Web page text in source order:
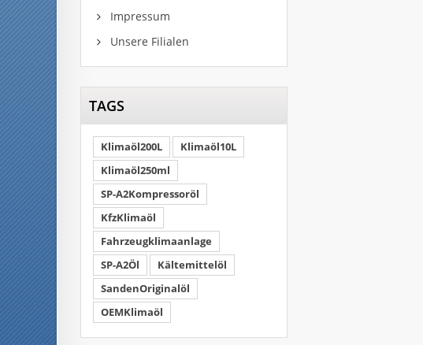
Impressum
Unsere Filialen
TAGS
Klimaöl200L
Klimaöl10L
Klimaöl250ml
SP-A2Kompressoröl
KfzKlimaöl
Fahrzeugklimaanlage
SP-A2Öl
Kältemittelöl
SandenOriginalöl
OEMKlimaöl